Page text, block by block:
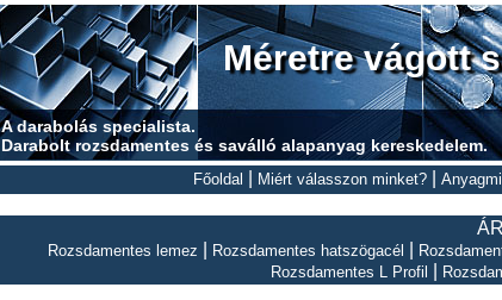
Méretre vágott
A darabolás specialista.
Darabolt rozsdamentes és saválló alapanyag kereskedelem.
Főoldal Miért válasszon minket?|
Rozsdamentes lemez Rozsdamentes hatszögacél
Rozsdamentes L Profil